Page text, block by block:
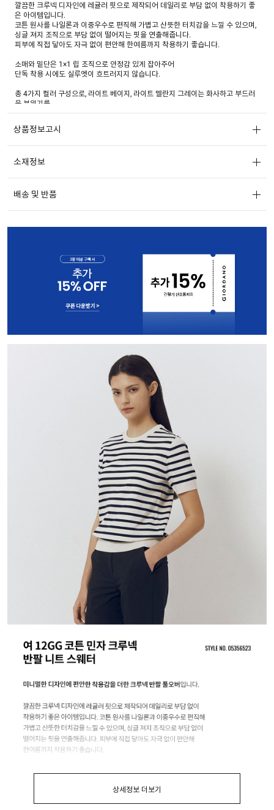
깔끔한 크루넥 디자인에 레귤러 핏으로 제작되어 데일리로 부담 없이 착용하기 좋
은 아이템입니다.
코튼 원사를 나일론과 이중우수로 편직해 가볍고 산뜻한 터치감을 느낄 수 있으며,
싱글 져지 조직으로 부담 없이 떨어지는 핏을 연출해줍니다.
피부에 직접 닿아도 자극 없이 편안해 한여름까지 착용하기 좋습니다.
소매와 밑단은 1×1 립 조직으로 안정감 있게 잡아주어
단독 착용 시에도 실루엣이 흐트러지지 않습니다.
총 4가지 컬러 구성으로, 라이트 베이지, 라이트 멜란지 그레이는 화사하고 부드러
운 분위기를,
스트라이프와 다크 네이비는 차분하고 데일리한 무드를 연출해 취향에 맞게 선택
상품정보고시
소재정보
배송 및 반품
상세정보 더보기